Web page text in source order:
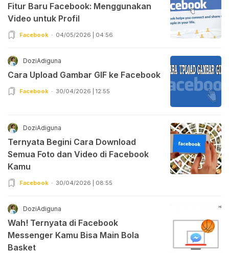
Fitur Baru Facebook: Menggunakan
Video untuk Profil
Facebook 04/05/2026 | 04:56
DoziAdiguna
Cara Upload Gambar GIF ke Facebook
Facebook 30/04/2026 | 12:55
DoziAdiguna
Ternyata Begini Cara Download
Semua Foto dan Video di Facebook
Kamu
Facebook 30/04/2026 | 08:55
DoziAdiguna
Wah! Ternyata di Facebook
Messenger Kamu Bisa Main Bola
Basket